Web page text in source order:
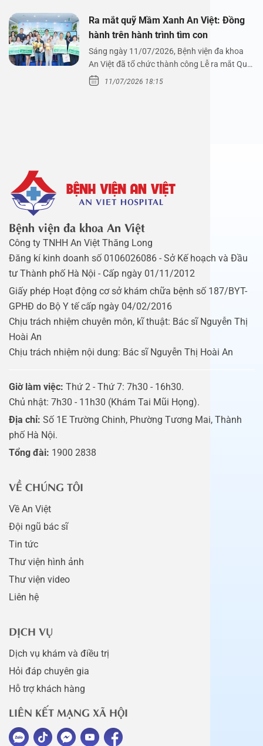
Ra mắt quỹ Mầm Xanh An Việt: Đồng
hành trên hành trình tìm con
Sáng ngày 11/07/2026, Bệnh viện đa khoa
An Việt đã tổ chức thành công Lễ ra mắt Quỹ
Mầm Xanh…
11/07/2026 18:15
Bệnh viện đa khoa An Việt
Công ty TNHH An Việt Thăng Long
Đăng kí kinh doanh số 0106026086 - Sở Kế hoạch và Đầu
tư Thành phố Hà Nội - Cấp ngày 01/11/2012
Giấy phép Hoạt động cơ sở khám chữa bệnh số 187/BYT-
GPHĐ do Bộ Y tế cấp ngày 04/02/2016
Chịu trách nhiệm chuyên môn, kĩ thuật: Bác sĩ Nguyễn Thị
Hoài An
Chịu trách nhiệm nội dung: Bác sĩ Nguyễn Thị Hoài An
Giờ làm việc: Thứ 2 - Thứ 7: 7h30 - 16h30.
Chủ nhật: 7h30 - 11h30 (Khám Tai Mũi Họng).
Địa chỉ: Số 1E Trường Chinh, Phường Tương Mai, Thành
phố Hà Nội.
Tổng đài: 1900 2838
VỀ CHÚNG TÔI
Về An Việt
Đội ngũ bác sĩ
Tin tức
Thư viện hình ảnh
Thư viện video
Liên hệ
DỊCH VỤ
Dịch vụ khám và điều trị
Hỏi đáp chuyên gia
Hỗ trợ khách hàng
LIÊN KẾT MẠNG XÃ HỘI